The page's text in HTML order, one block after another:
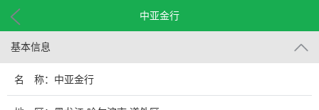
中亚金行
基本信息
名 称：中亚金行